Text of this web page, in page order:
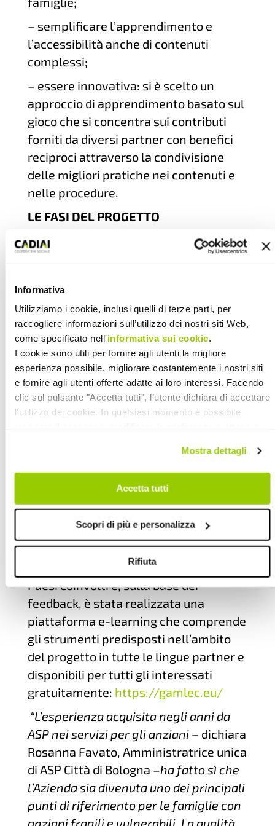
Informativa
Utilizziamo i cookie, inclusi quelli di terze parti, per
raccogliere informazioni sull’utilizzo dei nostri siti Web,
come specificato nell'informativa sui cookie.
I cookie sono utili per fornire agli utenti la migliore
esperienza possibile, migliorare costantemente i nostri siti
e fornire agli utenti offerte adatte ai loro interessi. Facendo
clic sul pulsante "Accetta tutti", l’utente dichiara di accettare
l’utilizzo dei cookie. In qualsiasi momento è possibile
su "Scopri di più e personalizza". Chiudendo questa
informativa con l’apposito tasto in alto a destra continui
Mostra dettagli
Accetta tutti
Scopri di più e personalizza
Rifiuta
– semplificare l’apprendimento e
l’accessibilità anche di contenuti
complessi;
– essere innovativa: si è scelto un
approccio di apprendimento basato sul
gioco che si concentra sui contributi
forniti da diversi partner con benefici
reciproci attraverso la condivisione
delle migliori pratiche nei contenuti e
nelle procedure.
LE FASI DEL PROGETTO
Il progetto è passato attraverso
diverse fasi. Nella prima fase è stata
all’elaborazione di un compendio sugli
standard per la qualità della vita dei
residenti delle strutture, in particolare
rispetto all’autonomia, alla
partecipazione e alla dignità umana.
Sono stati inclusi temi, criteri e
indicatori sulla qualità della vita degli
utenti da trasmettere attraverso un
linee guida con tutte le informazioni
necessarie su come impostare, gestire,
giocare e adattare il gioco ad esigenze
specifiche. A seguire si è svolta una
fase di prova in alcune strutture dei
Paesi coinvolti e, sulla base dei
feedback, è stata realizzata una
piattaforma e-learning che comprende
gli strumenti predisposti nell’ambito
del progetto in tutte le lingue partner e
disponibili per tutti gli interessati
gratuitamente: https://gamlec.eu/
“L’esperienza acquisita negli anni da
ASP nei servizi per gli anziani – dichiara
Rosanna Favato, Amministratrice unica
di ASP Città di Bologna –ha fatto sì che
l’Azienda sia divenuta uno dei principali
punti di riferimento per le famiglie con
anziani fragili e vulnerabili. La qualità